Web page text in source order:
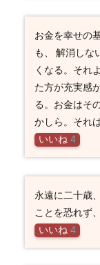
お金を幸せの
も、 解消しな
くなる。それ
た方が充実感
る。お金はそ
かしら。それ
いいね 4
永遠に二十歳
ことを恐れず
いいね 4